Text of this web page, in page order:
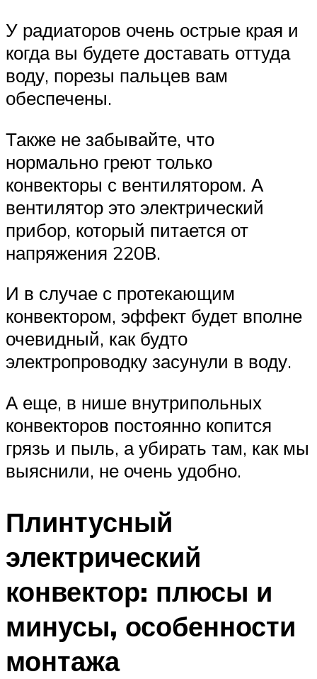
У радиаторов очень острые края и
когда вы будете доставать оттуда
воду, порезы пальцев вам
обеспечены.
Также не забывайте, что
нормально греют только
конвекторы с вентилятором. А
вентилятор это электрический
прибор, который питается от
напряжения 220В.
И в случае с протекающим
конвектором, эффект будет вполне
очевидный, как будто
электропроводку засунули в воду.
А еще, в нише внутрипольных
конвекторов постоянно копится
грязь и пыль, а убирать там, как мы
выяснили, не очень удобно.
Плинтусный
электрический
конвектор: плюсы и
минусы, особенности
монтажа